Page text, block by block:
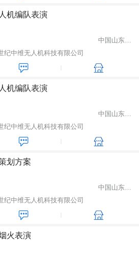
机编队表演
中国山东省潍坊市
纪中维无人机科技有限公司
机编队表演
中国山东省潍坊市
纪中维无人机科技有限公司
划方案
中国山东省潍坊市
纪中维无人机科技有限公司
火表演